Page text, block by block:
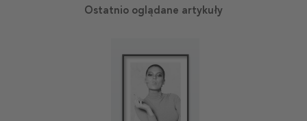
Ostatnio oglądane artykuły